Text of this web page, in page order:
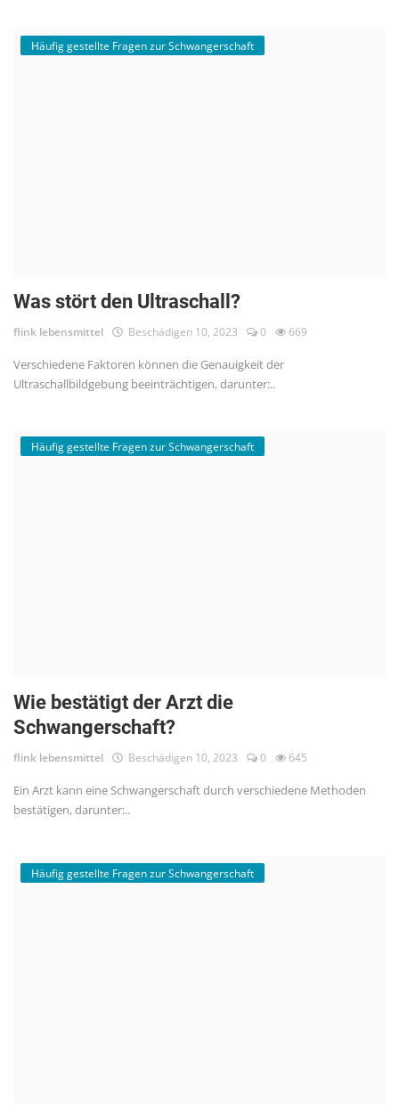
Häufig gestellte Fragen zur Schwangerschaft
Was stört den Ultraschall?
flink lebensmittel Beschädigen 10, 2023 0 669
Verschiedene Faktoren können die Genauigkeit der
Ultraschallbildgebung beeinträchtigen, darunter:..
Häufig gestellte Fragen zur Schwangerschaft
Wie bestätigt der Arzt die
Schwangerschaft?
flink lebensmittel Beschädigen 10, 2023 0 645
Ein Arzt kann eine Schwangerschaft durch verschiedene Methoden
bestätigen, darunter:..
Häufig gestellte Fragen zur Schwangerschaft